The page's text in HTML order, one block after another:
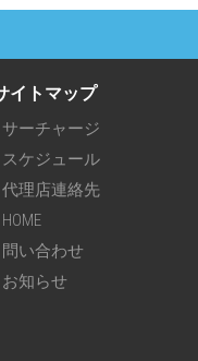
イトマップ
サーチャージ
スケジュール
代理店連絡先
HOME
問い合わせ
お知らせ